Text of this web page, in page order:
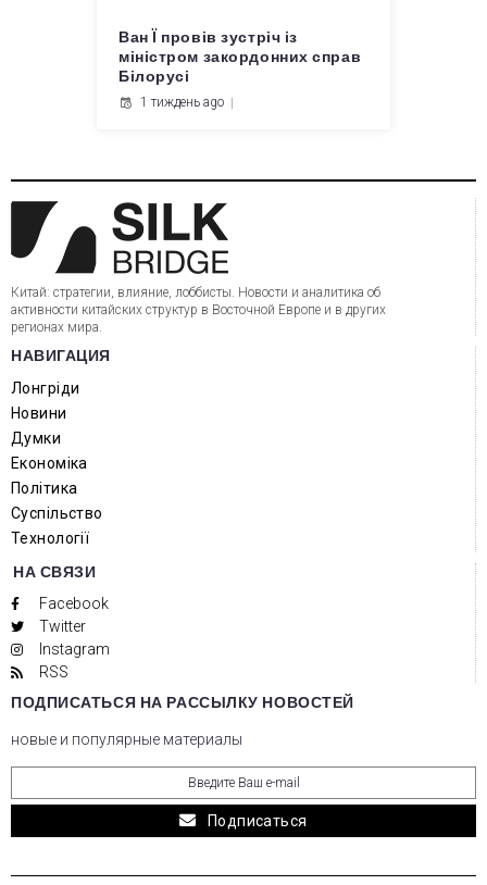
Ван Ї провів зустріч із
міністром закордонних справ
Білорусі
1 тиждень ago
Китай: стратегии, влияние, лоббисты. Новости и аналитика об
активности китайских структур в Восточной Европе и в других
регионах мира.
НАВИГАЦИЯ
Лонгріди
Новини
Думки
Економіка
Політика
Суспільство
Технології
НА СВЯЗИ
Facebook
Twitter
Instagram
RSS
ПОДПИСАТЬСЯ НА РАССЫЛКУ НОВОСТЕЙ
новые и популярные материалы
Подписаться